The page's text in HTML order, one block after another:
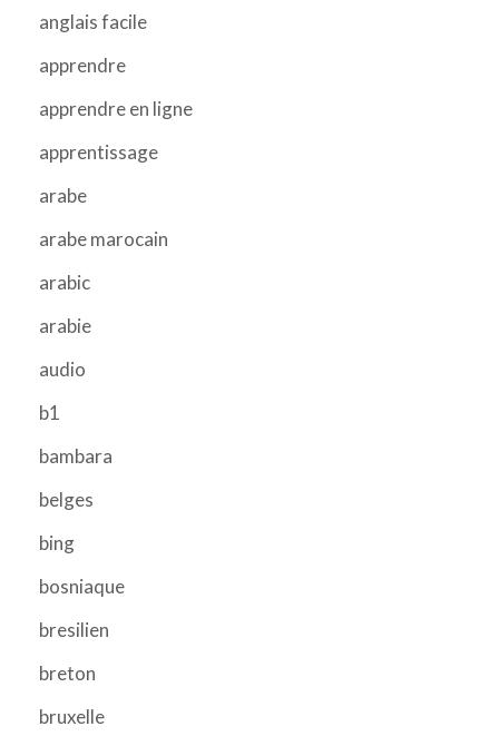
anglais facile
apprendre
apprendre en ligne
apprentissage
arabe
arabe marocain
arabic
arabie
audio
b1
bambara
belges
bing
bosniaque
bresilien
breton
bruxelle